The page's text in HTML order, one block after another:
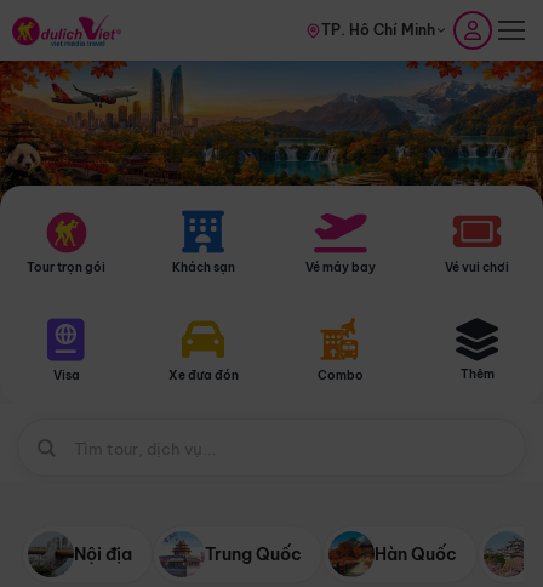
TP. Hồ Chí Minh
Tour trọn gói Khách sạn Vé máy bay Vé vui chơi
Visa Xe đưa đón Combo Thêm
Nội địa Trung Quốc Hàn Quốc